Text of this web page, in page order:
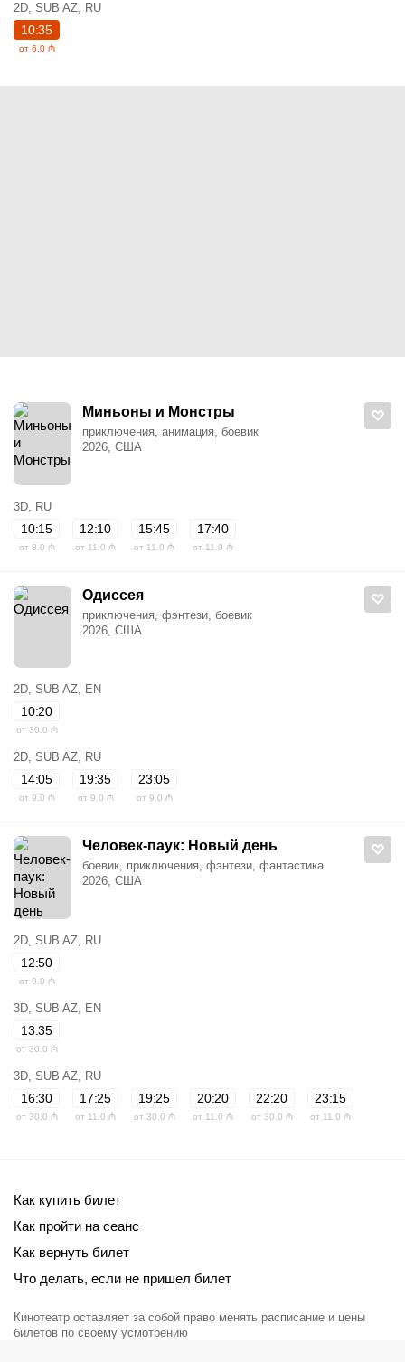
2D, SUB AZ, RU
10:35
от 6.0 ₼
Миньоны и Монстры
приключения, анимация, боевик
2026, США
3D, RU
10:15
от 8.0 ₼
12:10
от 11.0 ₼
15:45
от 11.0 ₼
17:40
от 11.0 ₼
Одиссея
приключения, фэнтези, боевик
2026, США
2D, SUB AZ, EN
10:20
от 30.0 ₼
2D, SUB AZ, RU
14:05
от 9.0 ₼
19:35
от 9.0 ₼
23:05
от 9.0 ₼
Человек-паук: Новый день
боевик, приключения, фэнтези, фантастика
2026, США
2D, SUB AZ, RU
12:50
от 9.0 ₼
3D, SUB AZ, EN
13:35
от 30.0 ₼
3D, SUB AZ, RU
16:30
от 30.0 ₼
17:25
от 11.0 ₼
19:25
от 30.0 ₼
20:20
от 11.0 ₼
22:20
от 30.0 ₼
23:15
от 11.0 ₼
Как купить билет
Как пройти на сеанс
Как вернуть билет
Что делать, если не пришел билет
Кинотеатр оставляет за собой право менять расписание и цены
билетов по своему усмотрению